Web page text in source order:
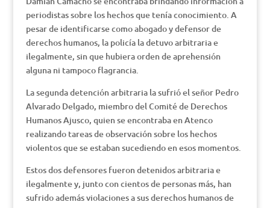
periodistas sobre los hechos que tenía conocimiento. A
pesar de identificarse como abogado y defensor de
derechos humanos, la policía la detuvo arbitraria e
ilegalmente, sin que hubiera orden de aprehensión
alguna ni tampoco flagrancia.
La segunda detención arbitraria la sufrió el señor Pedro
Alvarado Delgado, miembro del Comité de Derechos
Humanos Ajusco, quien se encontraba en Atenco
realizando tareas de observación sobre los hechos
violentos que se estaban sucediendo en esos momentos.
Estos dos defensores fueron detenidos arbitraria e
ilegalmente y, junto con cientos de personas más, han
sufrido además violaciones a sus derechos humanos de